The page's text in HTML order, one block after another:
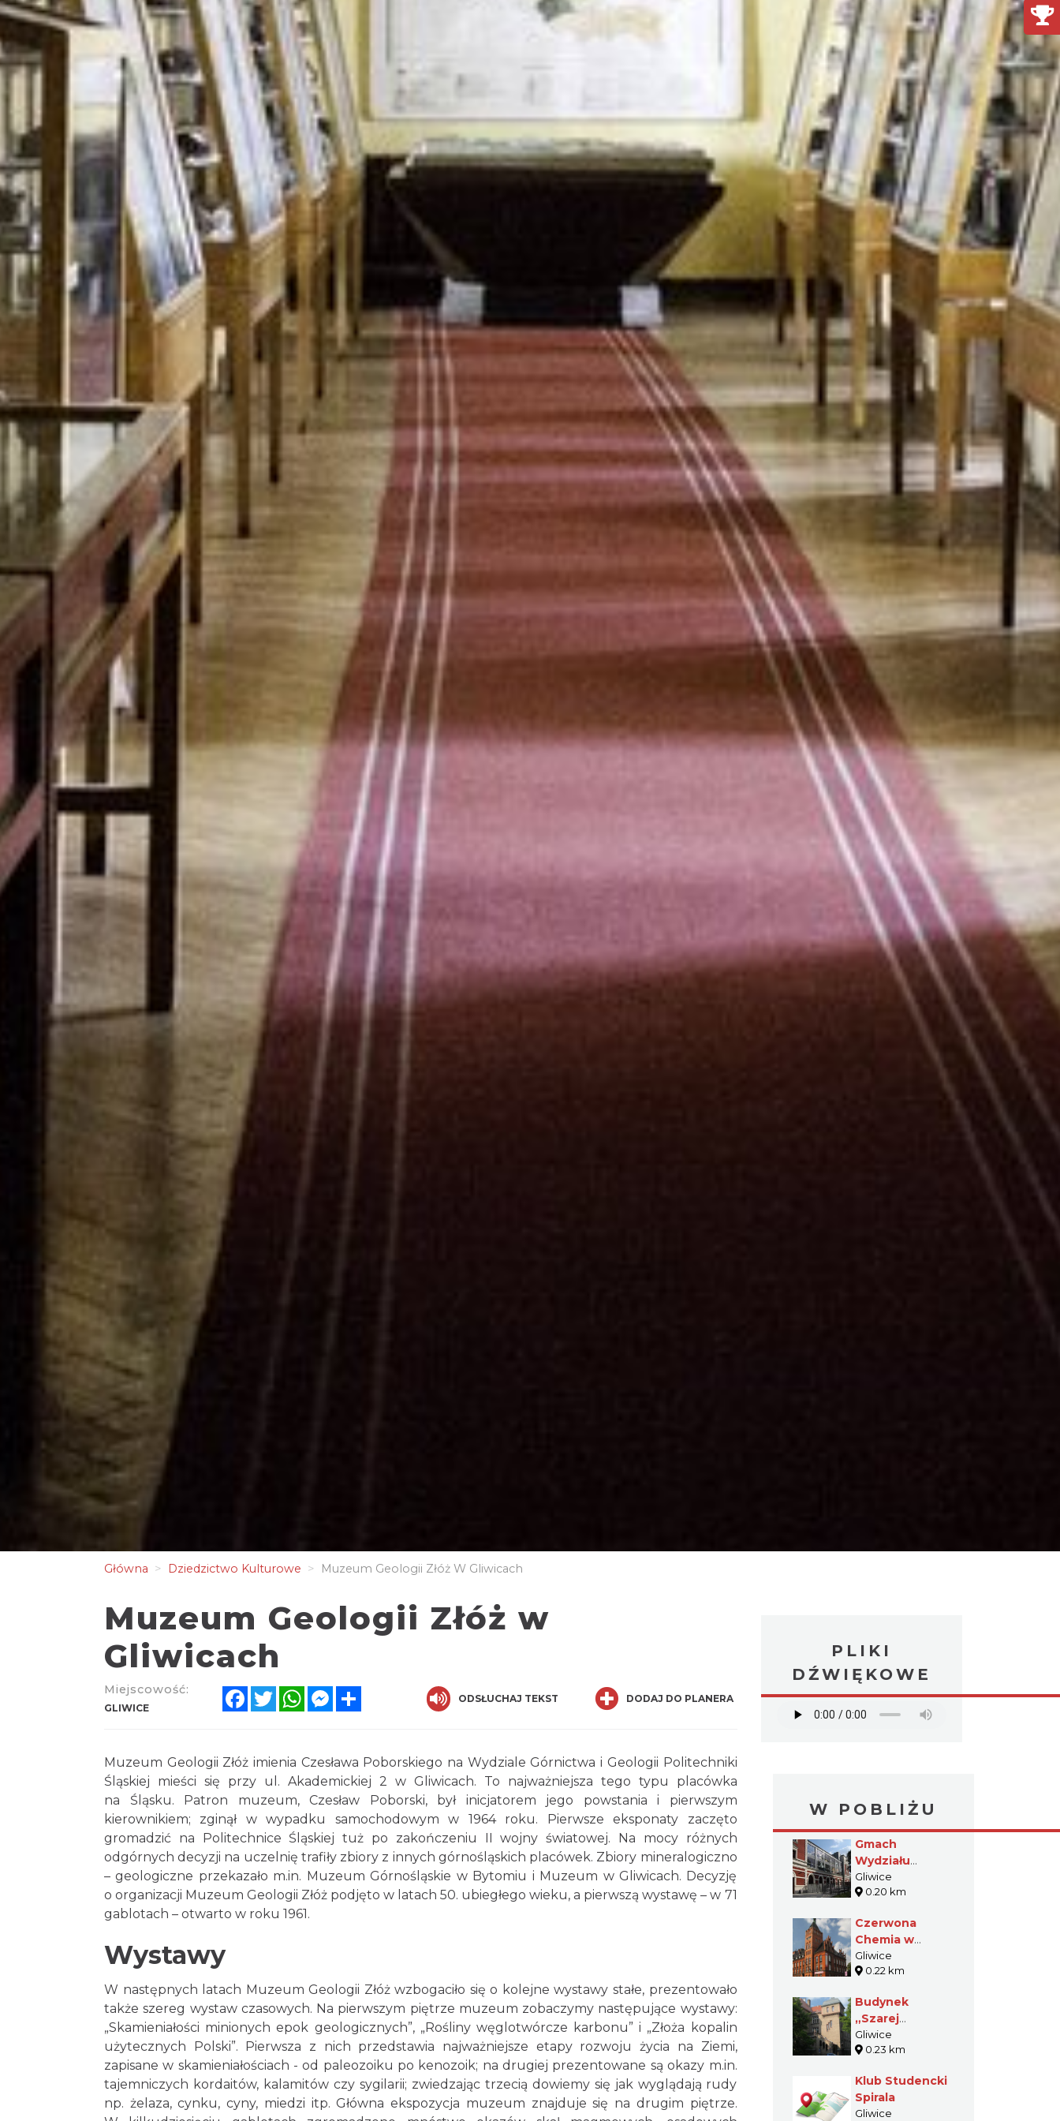
Główna Dziedzictwo Kulturowe Muzeum Geologii Złóż W Gliwicach
Muzeum Geologii Złóż w
Gliwicach
Miejscowość:
GLIWICE
FacebookTwitterWhatsAppMessenger ODSŁUCHAJ TEKST DODAJ DO PLANERA
Muzeum Geologii Złóż imienia Czesława Poborskiego na Wydziale Górnictwa i Geologii Politechniki
Śląskiej mieści się przy ul. Akademickiej 2 w Gliwicach. To najważniejsza tego typu placówka
na Śląsku. Patron muzeum, Czesław Poborski, był inicjatorem jego powstania i pierwszym
kierownikiem; zginął w wypadku samochodowym w 1964 roku. Pierwsze eksponaty zaczęto
gromadzić na Politechnice Śląskiej tuż po zakończeniu II wojny światowej. Na mocy różnych
odgórnych decyzji na uczelnię trafiły zbiory z innych górnośląskich placówek. Zbiory mineralogiczno
– geologiczne przekazało m.in. Muzeum Górnośląskie w Bytomiu i Muzeum w Gliwicach. Decyzję
o organizacji Muzeum Geologii Złóż podjęto w latach 50. ubiegłego wieku, a pierwszą wystawę – w 71
gablotach – otwarto w roku 1961.
Wystawy
W następnych latach Muzeum Geologii Złóż wzbogaciło się o kolejne wystawy stałe, prezentowało
także szereg wystaw czasowych. Na pierwszym piętrze muzeum zobaczymy następujące wystawy:
„Skamieniałości minionych epok geologicznych”, „Rośliny węglotwórcze karbonu” i „Złoża kopalin
użytecznych Polski”. Pierwsza z nich przedstawia najważniejsze etapy rozwoju życia na Ziemi,
zapisane w skamieniałościach - od paleozoiku po kenozoik; na drugiej prezentowane są okazy m.in.
tajemniczych kordaitów, kalamitów czy sygilarii; zwiedzając trzecią dowiemy się jak wyglądają rudy
np. żelaza, cynku, cyny, miedzi itp. Główna ekspozycja muzeum znajduje się na drugim piętrze.
PLIKI
DŹWIĘKOWE
W POBLIŻU
Gmach
Wydziału
Architektury
Politechniki
Gliwicach
Gliwice
0.20 km
Czerwona
Chemia w
Gliwicach
Gliwice
0.22 km
Budynek
„Szarej
Chemii” w
Gliwicach
Gliwice
0.23 km
Klub Studencki
Spirala
Gliwice